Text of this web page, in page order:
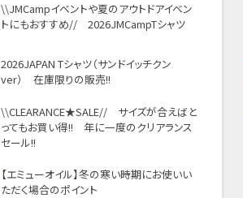
\\JMCampイベントや夏のアウトドアイベン
トにもおすすめ// 2026JMCampTシャツ
2026JAPAN Tシャツ（サンドイッチクン
ver） 在庫限りの販売!!
\\CLEARANCE★SALE// サイズが合えばと
ってもお買い得!! 年に一度のクリアランス
セール!!
【エミューオイル】冬の寒い時期にお使いい
ただく場合のポイント